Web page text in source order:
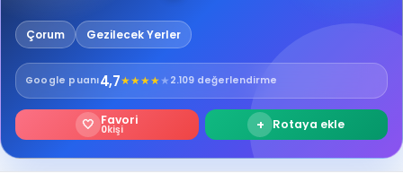
Çorum Gezilecek Yerler
Google puanı4,7★★★★★ 2.109 değerlendirme
🤍 Favori
0kişi + Rotaya ekle